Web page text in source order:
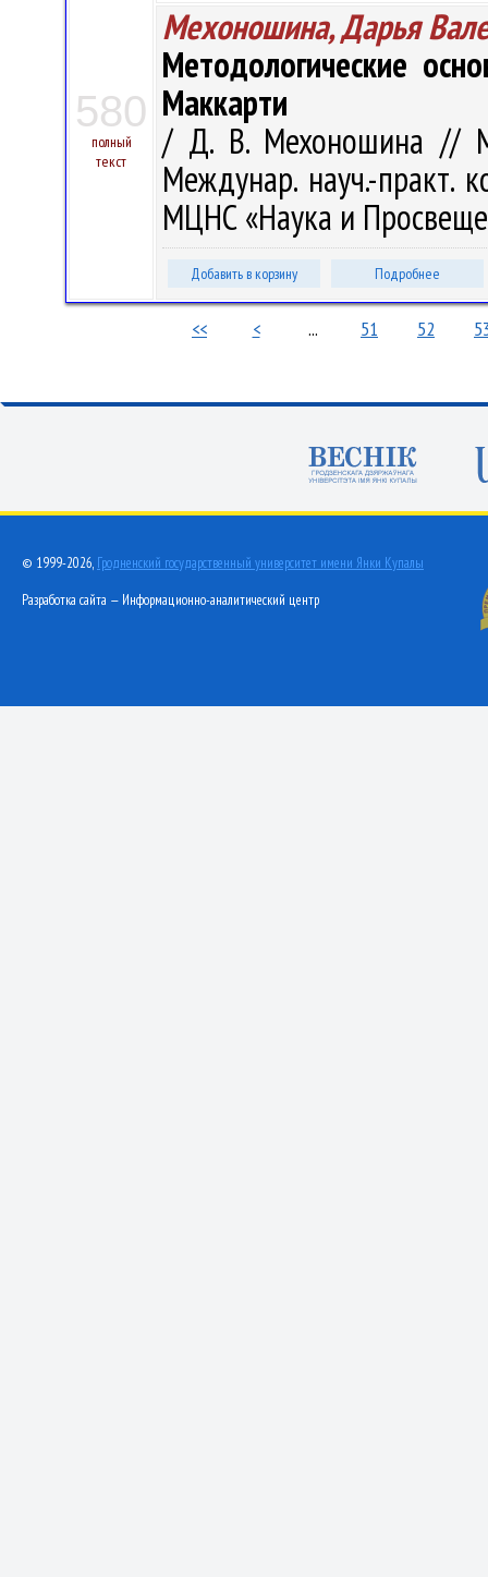
580
полный
текст
Мехоношина, Дарья
Методологические
Маккарти
/ Д. В. Мехоношина //
Междунар. науч.-практ.
МЦНС «Наука и
Добавить в корзину Подробнее
<< < ... 51 52
© 1999-2026, Гродненский государственный университет имени Янки Купалы
Разработка сайта — Информационно-аналитический центр